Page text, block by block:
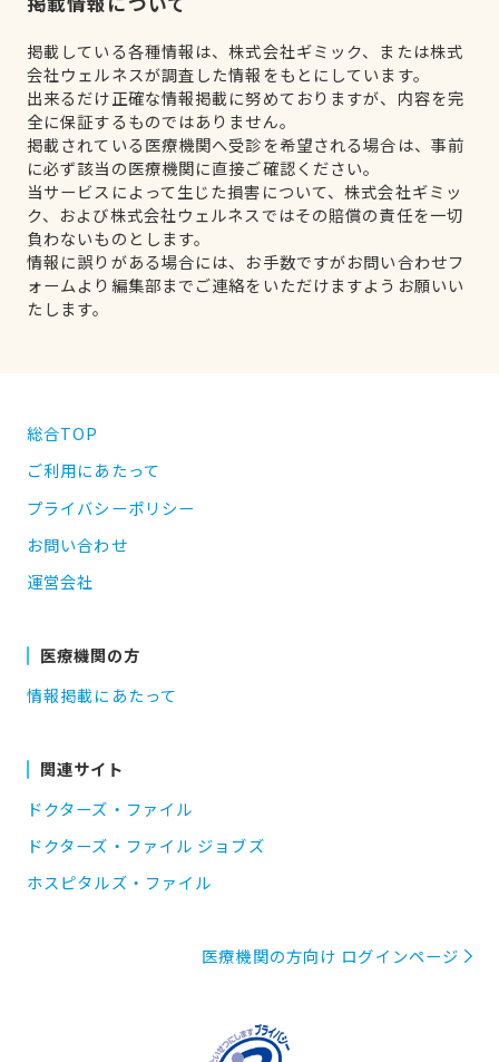
掲載している各種情報は、株式会社ギミック、または株式
会社ウェルネスが調査した情報をもとにしています。
出来るだけ正確な情報掲載に努めておりますが、内容を完
全に保証するものではありません。
掲載されている医療機関へ受診を希望される場合は、事前
に必ず該当の医療機関に直接ご確認ください。
当サービスによって生じた損害について、株式会社ギミッ
ク、および株式会社ウェルネスではその賠償の責任を一切
負わないものとします。
情報に誤りがある場合には、お手数ですがお問い合わせフ
ォームより編集部までご連絡をいただけますようお願いい
たします。
総合TOP
ご利用にあたって
プライバシーポリシー
お問い合わせ
運営会社
医療機関の方
情報掲載にあたって
関連サイト
ドクターズ・ファイル
ドクターズ・ファイル ジョブズ
ホスピタルズ・ファイル
医療機関の方向け ログインページ